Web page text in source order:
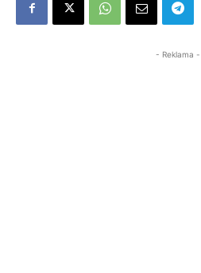
- Reklama -